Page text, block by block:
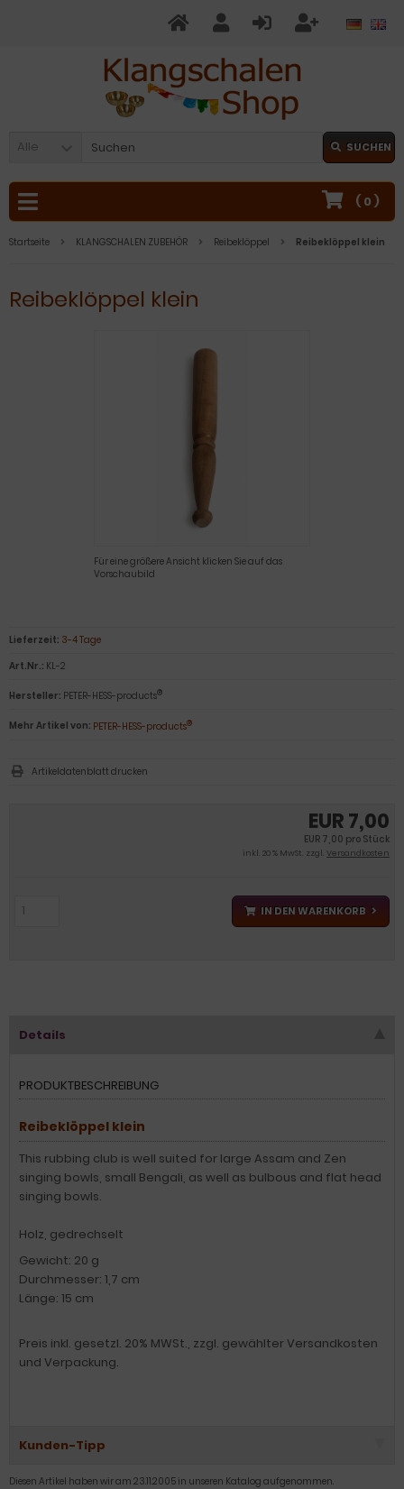
Alle SUCHEN
( 0 )
Startseite KLANGSCHALEN ZUBEHÖR Reibeklöppel Reibeklöppel klein
Reibeklöppel klein
Für eine größere Ansicht klicken Sie auf das
Vorschaubild
EUR 7,00
EUR 7,00 pro Stück
inkl. 20 % MwSt. zzgl. Versandkosten
IN DEN WARENKORB
Lieferzeit: 3-4 Tage
Art.Nr.: KL-2
Hersteller: PETER-HESS-products®
Mehr Artikel von: PETER-HESS-products®
Artikeldatenblatt drucken
Details
PRODUKTBESCHREIBUNG
Reibeklöppel klein
This rubbing club is well suited for large Assam and Zen
singing bowls, small Bengali, as well as bulbous and flat head
singing bowls.
Holz, gedrechselt
Gewicht: 20 g
Durchmesser: 1,7 cm
Länge: 15 cm
Preis inkl. gesetzl. 20% MWSt., zzgl. gewählter Versandkosten
und Verpackung.
Kunden-Tipp
Diesen Artikel haben wir am 23.11.2005 in unseren Katalog aufgenommen.